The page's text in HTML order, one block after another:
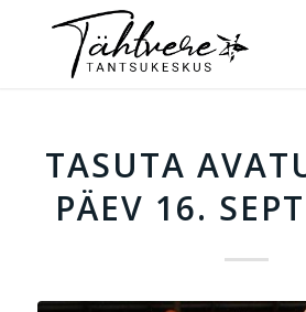
TASUTA
PÄEV 16.